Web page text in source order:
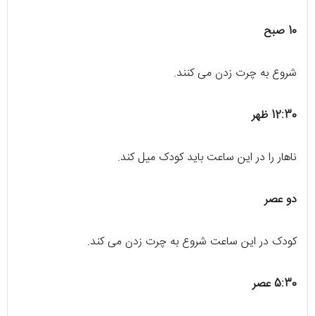
10 صبح
شروع به چرت زدن می کنند.
12:30 ظهر
ناهار را در این ساعت باید کودک میل کند.
دو عصر
کودک در این ساعت شروع به چرت زدن می کند.
5:30 عصر